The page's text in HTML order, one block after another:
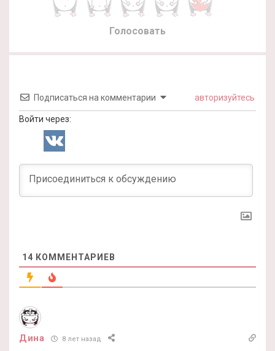
Голосовать
Подписаться на комментарии авторизуйтесь
Войти через:
14 КОММЕНТАРИЕВ
Дина 8 лет назад